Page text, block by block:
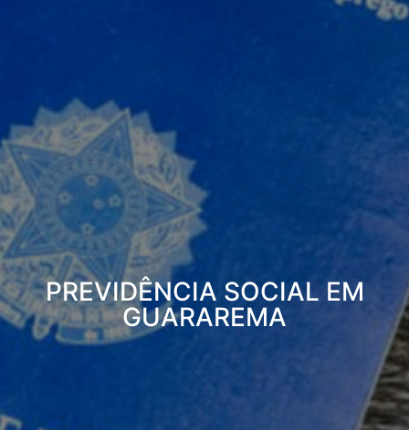
PREVIDÊNCIA SOCIAL EM
GUARAREMA